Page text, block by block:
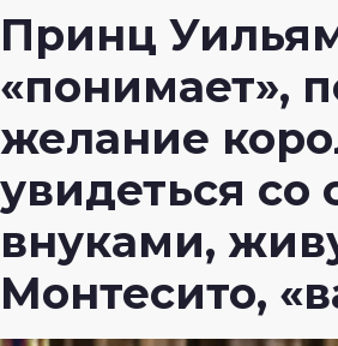
Принц
«понимает»,
желание
увидеться со
внуками,
Монтесито,